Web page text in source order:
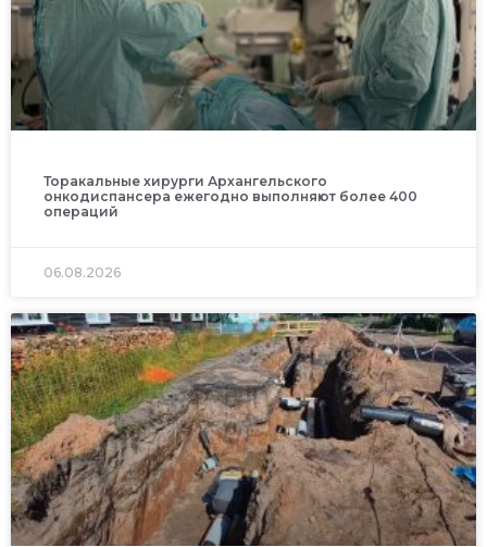
Торакальные хирурги Архангельского
онкодиспансера ежегодно выполняют более 400
операций
06.08.2026